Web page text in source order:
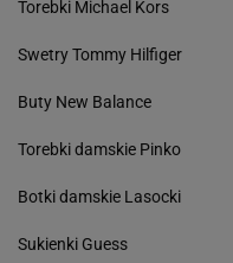
Torebki Michael Kors
Swetry Tommy Hilfiger
Buty New Balance
Torebki damskie Pinko
Botki damskie Lasocki
Sukienki Guess